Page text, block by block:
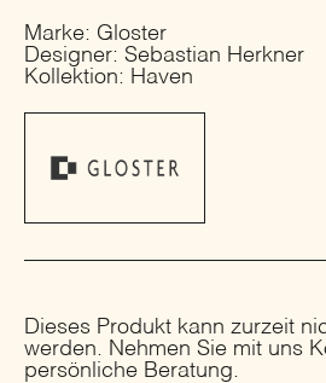
Marke: Gloster
Designer: Sebastian Herkner
Kollektion: Haven
Dieses Produkt kann zurzeit
werden. Nehmen Sie mit uns
persönliche Beratung.